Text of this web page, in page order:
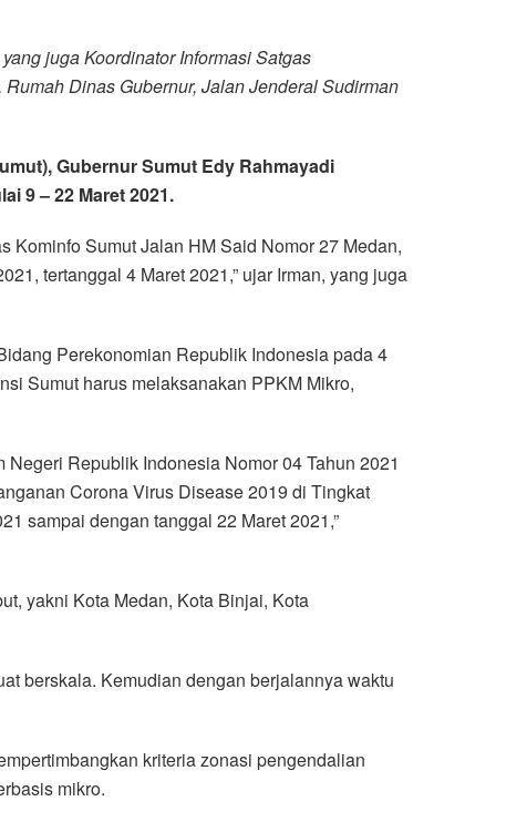
juga Koordinator Informasi Satgas
Dinas Gubernur, Jalan Jenderal Sudirman
Gubernur Sumut Edy Rahmayadi
9 – 22 Maret 2021.
Kominfo Sumut Jalan HM Said Nomor 27 Medan,
tertanggal 4 Maret 2021,” ujar Irman, yang juga
Perekonomian Republik Indonesia pada 4
Sumut harus melaksanakan PPKM Mikro,
Republik Indonesia Nomor 04 Tahun 2021
Corona Virus Disease 2019 di Tingkat
sampai dengan tanggal 22 Maret 2021,”
yakni Kota Medan, Kota Binjai, Kota
berskala. Kemudian dengan berjalannya waktu
kriteria zonasi pengendalian
mikro.